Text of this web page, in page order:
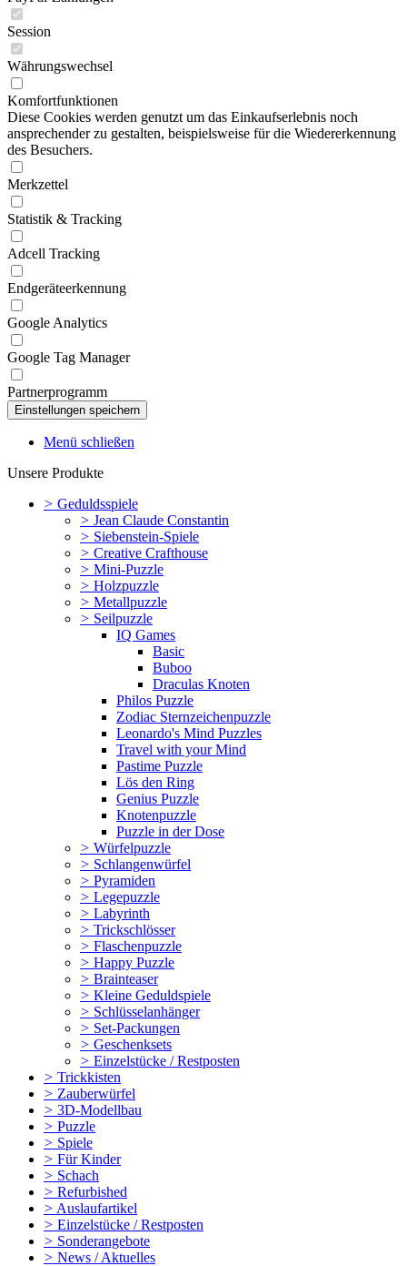
Session
Währungswechsel
Komfortfunktionen
Diese Cookies werden genutzt um das Einkaufserlebnis noch
ansprechender zu gestalten, beispielsweise für die Wiedererkennung
des Besuchers.
Merkzettel
Statistik & Tracking
Adcell Tracking
Endgeräteerkennung
Google Analytics
Google Tag Manager
Partnerprogramm
Menü schließen
Unsere Produkte
> Geduldsspiele
> Jean Claude Constantin
> Siebenstein-Spiele
> Creative Crafthouse
> Mini-Puzzle
> Holzpuzzle
> Metallpuzzle
> Seilpuzzle
IQ Games
Basic
Buboo
Draculas Knoten
Philos Puzzle
Zodiac Sternzeichenpuzzle
Leonardo's Mind Puzzles
Travel with your Mind
Pastime Puzzle
Lös den Ring
Genius Puzzle
Knotenpuzzle
Puzzle in der Dose
> Würfelpuzzle
> Schlangenwürfel
> Pyramiden
> Legepuzzle
> Labyrinth
> Trickschlösser
> Flaschenpuzzle
> Happy Puzzle
> Brainteaser
> Kleine Geduldspiele
> Schlüsselanhänger
> Set-Packungen
> Geschenksets
> Einzelstücke / Restposten
> Trickkisten
> Zauberwürfel
> 3D-Modellbau
> Puzzle
> Spiele
> Für Kinder
> Schach
> Refurbished
> Auslaufartikel
> Einzelstücke / Restposten
> Sonderangebote
> News / Aktuelles